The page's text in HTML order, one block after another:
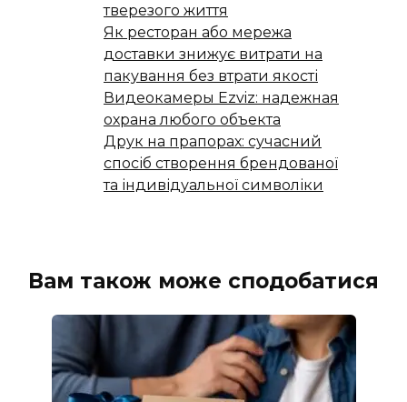
тверезого життя
Як ресторан або мережа
доставки знижує витрати на
пакування без втрати якості
Видеокамеры Ezviz: надежная
охрана любого объекта
Друк на прапорах: сучасний
спосіб створення брендованої
та індивідуальної символіки
Вам також може сподобатися